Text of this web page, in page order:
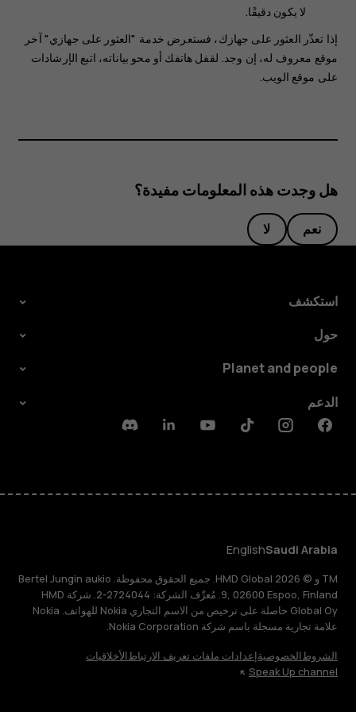
لا يكون دقيقًا.
إذا تعذّر العثور على جهازك، فستعرض خدمة "العثور على جهازي" آخر
موقع معروف له، إن وجد. لقفل هاتفك أو محو بياناته، اتبع الإرشادات
على موقع الويب.
هل وجدت هذه المعلومات مفيدة؟
نعم لا
استكشف
حول
Planet and people
الدعم
Facebook
Instagram
Tiktok
Youtube
Linkedin
Discord
Saudi Arabia
English
TM و © 2026 HMD Global. جميع الحقوق محفوظة. Bertel Jungin aukio
9, 02600 Espoo, Finland. مُعرِّف الشركة: 2724044-2. شركة HMD
Global Oy حاصلة على ترخيص من الاسم التجاري Nokia للهواتف. Nokia
علامة تجارية مسجلة باسم شركة Nokia Corporation.
الشروطالخصوصيةإعدادات ملفات تعريف الارتباطالأخلاقيات
Speak Up channel